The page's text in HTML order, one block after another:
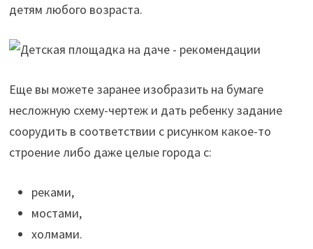
детям любого возраста.
Еще вы можете заранее изобразить на бумаге
несложную схему-чертеж и дать ребенку задание
соорудить в соответствии с рисунком какое-то
строение либо даже целые города с:
реками,
мостами,
холмами.